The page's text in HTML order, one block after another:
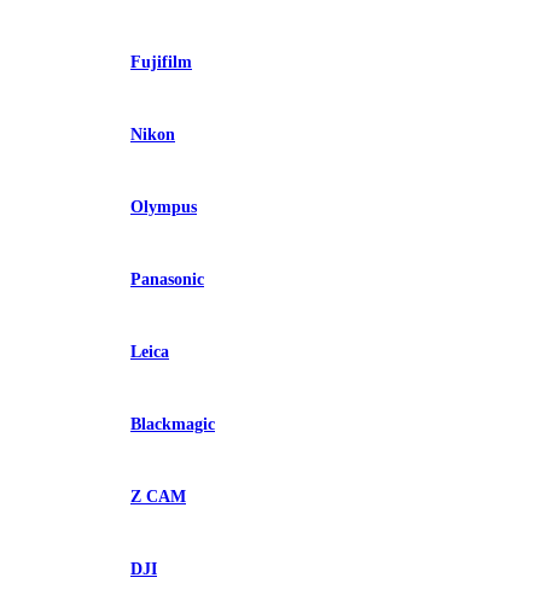
Fujifilm
Nikon
Olympus
Panasonic
Leica
Blackmagic
Z CAM
DJI